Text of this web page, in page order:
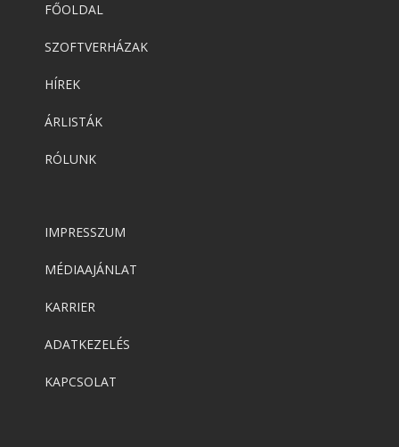
FŐOLDAL
SZOFTVERHÁZAK
HÍREK
ÁRLISTÁK
RÓLUNK
IMPRESSZUM
MÉDIAAJÁNLAT
KARRIER
ADATKEZELÉS
KAPCSOLAT